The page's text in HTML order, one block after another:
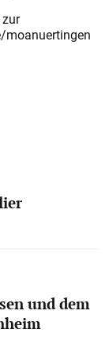
moanuertingen
und dem